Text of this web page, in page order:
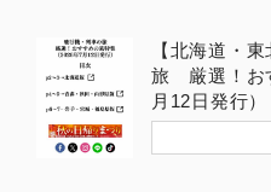
【北海道・
旅 厳選！お
月12日発行）